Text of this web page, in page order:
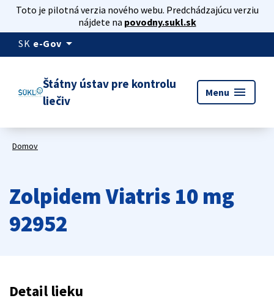
Toto je pilotná verzia nového webu. Predchádzajúcu verziu
nájdete na povodny.sukl.sk
SK e-Gov arrow_drop_down
Štátny ústav pre kontrolu
liečiv
Menu menu
Domov
Zolpidem Viatris 10 mg
92952
Detail lieku